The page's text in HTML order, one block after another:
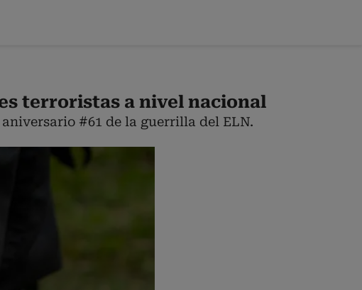
terroristas a nivel nacional
#61 de la guerrilla del ELN.